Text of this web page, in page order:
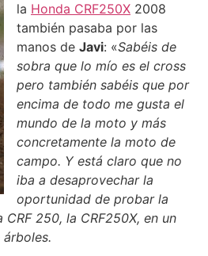
la Honda CRF250X 2008
también pasaba por las
manos de Javi: «Sabéis de
sobra que lo mío es el cross
pero también sabéis que por
encima de todo me gusta el
mundo de la moto y más
concretamente la moto de
campo. Y está claro que no
iba a desaprovechar la
oportunidad de probar la
250, la CRF250X, en un